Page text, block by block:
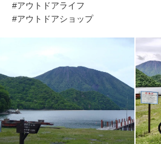
#アウトドアライフ
#アウトドアショップ